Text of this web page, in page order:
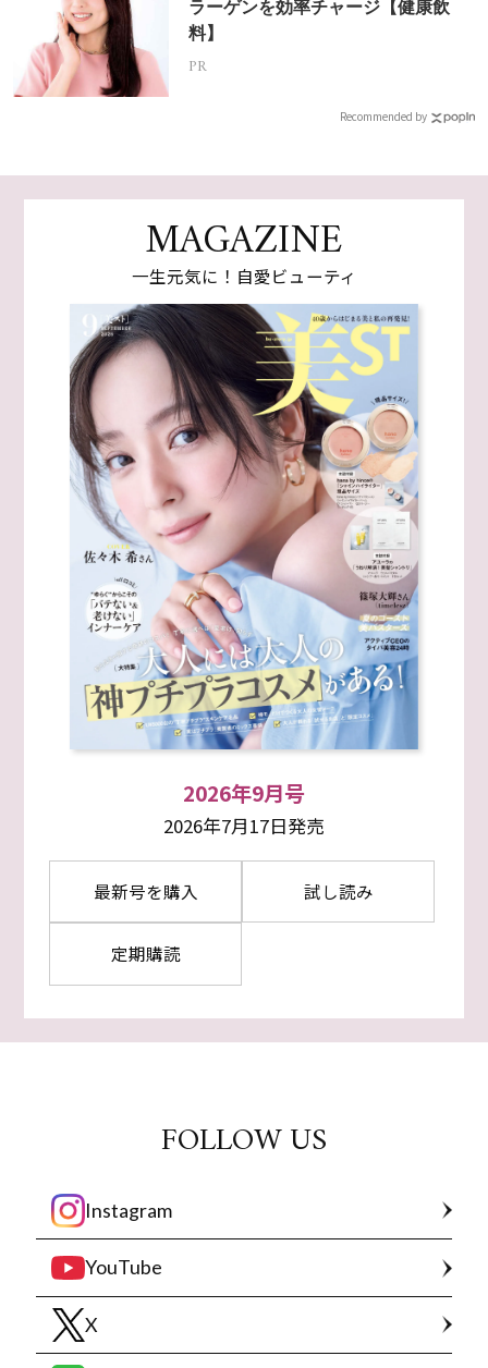
ラーゲンを効率チャージ【健康飲
料】
PR
Recommended by
MAGAZINE
一生元気に！自愛ビューティ
2026年9月号
2026年7月17日発売
最新号を購入 試し読み
定期購読
FOLLOW US
Instagram
YouTube
X